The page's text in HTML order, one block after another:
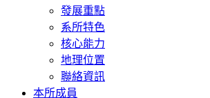
發展重點
系所特色
核心能力
地理位置
聯絡資訊
本所成員